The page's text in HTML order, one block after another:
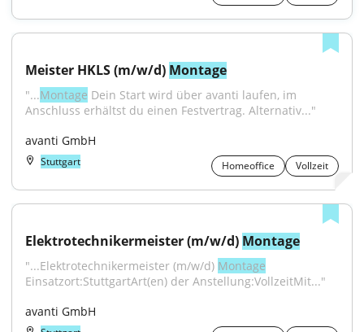
Meister HKLS (m/w/d) Montage
"...Montage Dein Start wird über avanti laufen, im
Anschluss erhältst du einen Festvertrag. Alternativ..."
avanti GmbH
Stuttgart Homeoffice Vollzeit
Elektrotechnikermeister (m/w/d) Montage
"...Elektrotechnikermeister (m/w/d) Montage
Einsatzort:StuttgartArt(en) der Anstellung:VollzeitMit..."
avanti GmbH